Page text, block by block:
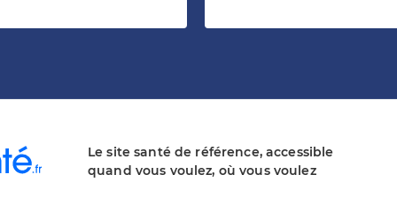
Le site santé de référence, accessible
quand vous voulez, où vous voulez